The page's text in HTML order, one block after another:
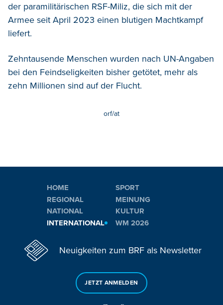
der paramilitärischen RSF-Miliz, die sich mit der
Armee seit April 2023 einen blutigen Machtkampf
liefert.
Zehntausende Menschen wurden nach UN-Angaben
bei den Feindseligkeiten bisher getötet, mehr als
zehn Millionen sind auf der Flucht.
orf/at
HOME
REGIONAL
NATIONAL
INTERNATIONAL
SPORT
MEINUNG
KULTUR
WM 2026
Neuigkeiten zum BRF als Newsletter
JETZT ANMELDEN